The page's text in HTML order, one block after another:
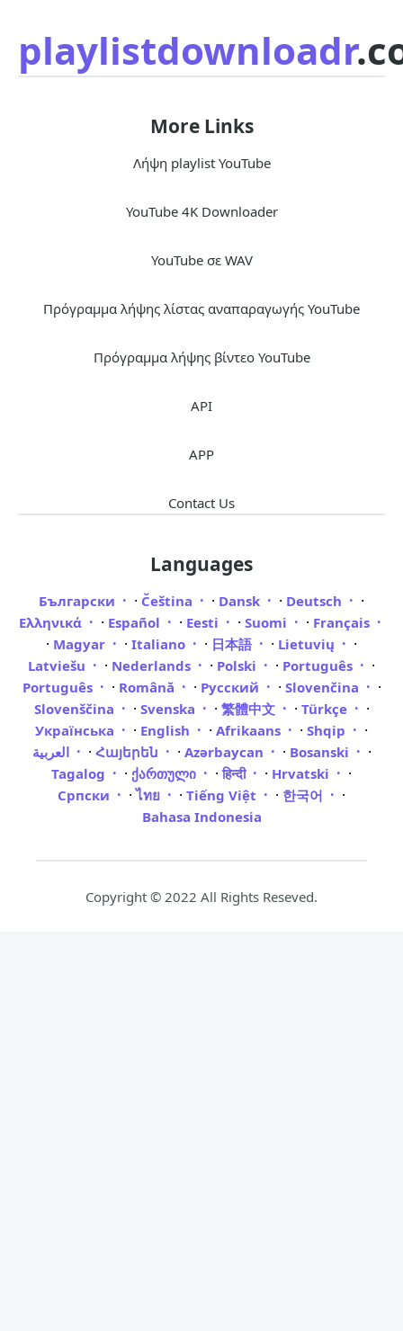
playlistdownloadr
More Links
Λήψη playlist YouTube
YouTube 4K Downloader
YouTube σε WAV
Πρόγραμμα λήψης λίστας αναπαραγωγής YouTube
Πρόγραμμα λήψης βίντεο YouTube
API
APP
Contact Us
Languages
Български · Čeština · Dansk · Deutsch ·
Ελληνικά · Español · Eesti · Suomi · Français
· Magyar · Italiano · 日本語 · Lietuvių ·
Latviešu · Nederlands · Polski · Português ·
Português · Română · Русский · Slovenčina ·
Slovenščina · Svenska · 繁體中文 · Türkçe ·
Українська · English · Afrikaans · Shqip ·
العربية · Հայերեն · Azərbaycan · Bosanski ·
Tagalog · ქართული · हिन्दी · Hrvatski ·
Српски ·ไทย · Tiếng Việt · 한국어 ·
Bahasa Indonesia
Copyright © 2022 All Rights Reseved.